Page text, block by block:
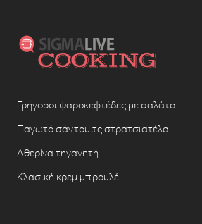
Γρήγοροι ψαροκεφτέδες με σαλάτα
Παγωτό σάντουιτς στρατσιατέλα
Αθερίνα τηγανητή
Κλασική κρεμ μπρουλέ